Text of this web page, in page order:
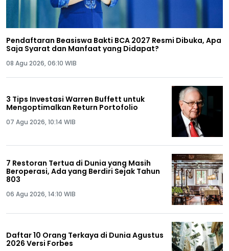
Pendaftaran Beasiswa Bakti BCA 2027 Resmi Dibuka, Apa
Saja Syarat dan Manfaat yang Didapat?
08 Agu 2026, 06:10 WIB
3 Tips Investasi Warren Buffett untuk
Mengoptimalkan Return Portofolio
07 Agu 2026, 10:14 WIB
7 Restoran Tertua di Dunia yang Masih
Beroperasi, Ada yang Berdiri Sejak Tahun
803
06 Agu 2026, 14:10 WIB
Daftar 10 Orang Terkaya di Dunia Agustus
2026 Versi Forbes